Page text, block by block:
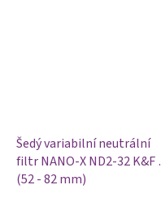
Šedý variabilní neutrální
filtr NANO-X ND2-32 K&F -
(52 - 82 mm)